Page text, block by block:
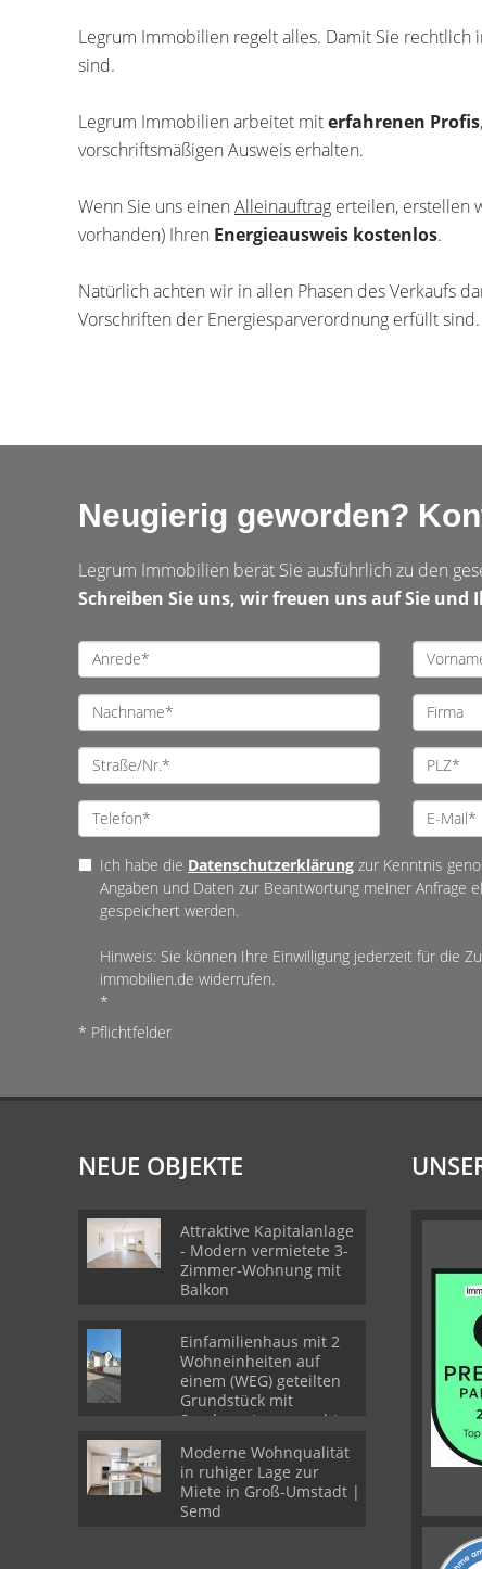
Legrum Immobilien regelt alles. Damit Sie rechtlich
sind.
Legrum Immobilien arbeitet miterfahrenen Profis
vorschriftsmäßigen Ausweis erhalten.
Wenn Sie uns einenAlleinauftrag erteilen, erstellen
vorhanden) Ihren Energieausweis kostenlos.
Natürlich achten wir in allen Phasen des Verkaufs
Vorschriften der Energiesparverordnung erfüllt sind.
Neugierig geworden?
Legrum Immobilien berät Sie ausführlich zu den
Schreiben Sie uns, wir freuen uns auf Sie und
Ich habe die Datenschutzerklärung zur Kenntnis
Angaben und Daten zur Beantwortung meiner Anfrage
gespeichert werden.
Hinweis: Sie können Ihre Einwilligung jederzeit für die
immobilien.de widerrufen.
*
* Pflichtfelder
NEUE OBJEKTE
Attraktive Kapitalanlage
- Modern vermietete 3-
Zimmer-Wohnung mit
Balkon
Einfamilienhaus mit 2
Wohneinheiten auf
einem (WEG) geteilten
Grundstück mit
Sondernutzungsrechten
Moderne Wohnqualität
in ruhiger Lage zur
Miete in Groß-Umstadt |
Semd